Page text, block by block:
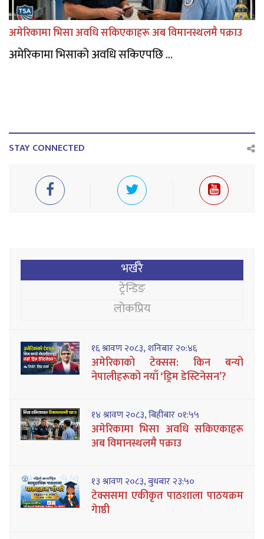
अमेरिकामा भिसा अवधि सकिएकाहरू अब विमानस्थलमै पक्राउ
अमेरिकामा भिसाको अवधि सकिएपछि ...
STAY CONNECTED
भर्खरै
ट्रेन्डिङ
लोकप्रिय
१६ श्रावण २०८३, शनिबार २०:४६
अमेरिकाको टेक्सस: किन बन्यो
नेपालीहरूको नयाँ ‘ड्रिम डेस्टिनेसन’?
१४ श्रावण २०८३, बिहीबार ०१:५५
अमेरिकामा भिसा अवधि सकिएकाहरू
अब विमानस्थलमै पक्राउ
१३ श्रावण २०८३, बुधबार २३:५०
टेक्ससमा एकीकृत पाठशाला पाठयक्रम
गेाष्ठी